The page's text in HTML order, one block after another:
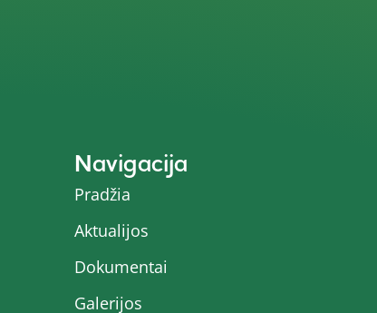
Navigacija
Pradžia
Aktualijos
Dokumentai
Galerijos